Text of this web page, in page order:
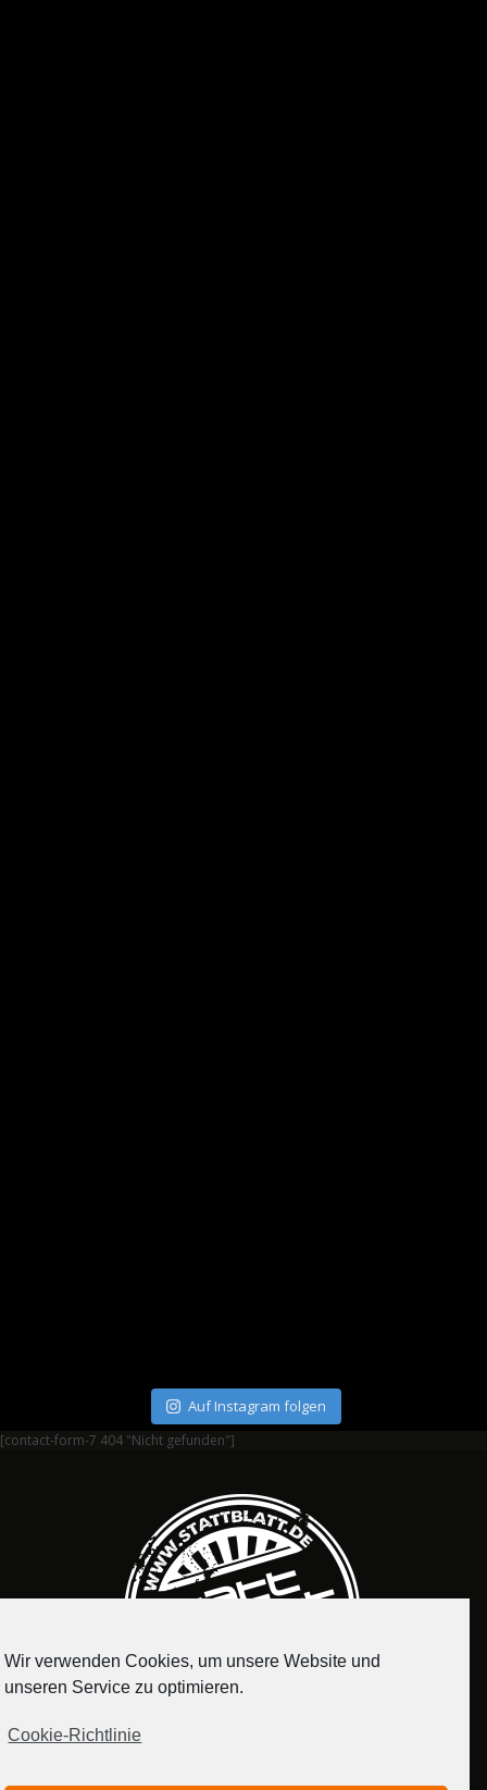
Auf Instagram folgen
[contact-form-7 404 "Nicht gefunden"]
Wir verwenden Cookies, um unsere Website und
unseren Service zu optimieren.
Cookie-Richtlinie